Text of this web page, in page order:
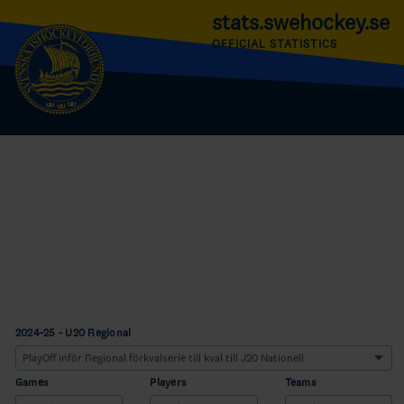
stats.swehockey.se
OFFICIAL STATISTICS
2024-25 - U20 Regional
Games Players Teams